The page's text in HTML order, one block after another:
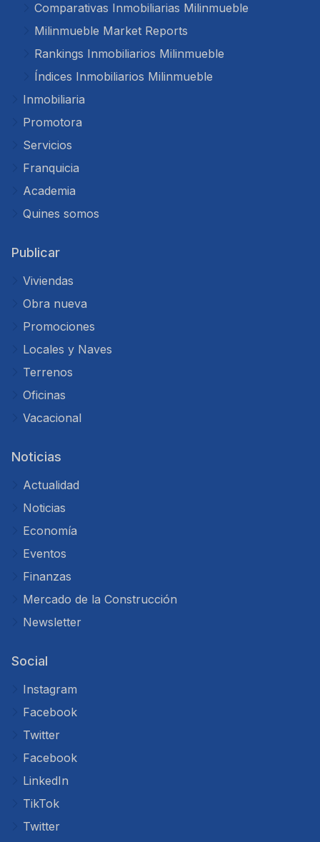
Comparativas Inmobiliarias Milinmueble
Milinmueble Market Reports
Rankings Inmobiliarios Milinmueble
Índices Inmobiliarios Milinmueble
Inmobiliaria
Promotora
Servicios
Franquicia
Academia
Quines somos
Publicar
Viviendas
Obra nueva
Promociones
Locales y Naves
Terrenos
Oficinas
Vacacional
Noticias
Actualidad
Noticias
Economía
Eventos
Finanzas
Mercado de la Construcción
Newsletter
Social
Instagram
Facebook
Twitter
Facebook
LinkedIn
TikTok
Twitter